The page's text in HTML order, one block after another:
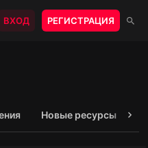
ВХОД РЕГИСТРАЦИЯ
Новые ресурсы